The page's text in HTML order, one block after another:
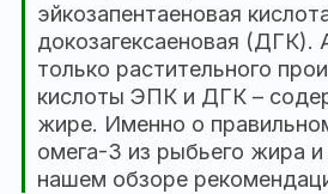
эйкозапентаеновая
докозагексаеновая (ДГК).
только растительного
кислоты ЭПК и ДГК –
жире. Именно о
омега-3 из рыбьего жира
нашем обзоре